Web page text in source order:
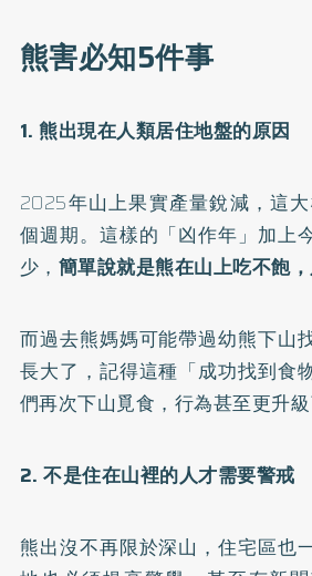
熊害必知5件事
1. 熊出現在人類居住地盤的原因
2025年山上果實產量銳減，這
個週期。這樣的「凶作年」加上
少， 簡單說就是熊在山上吃不飽，
而過去熊媽媽可能帶過幼熊下山
長大了，記得這種「成功找到食
們再次下山覓食，行為甚至更升級
2. 不是住在山裡的人才需要警戒
熊出沒不再限於深山，住宅區也